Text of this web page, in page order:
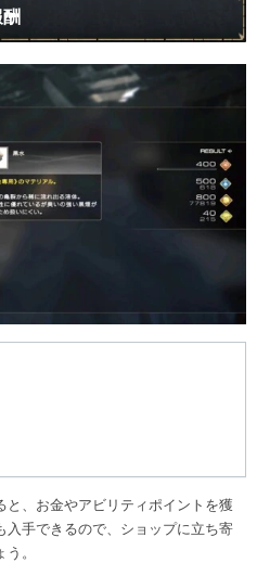
と、お金やアビリティポイントを獲
手できるので、ショップに立ち寄
。